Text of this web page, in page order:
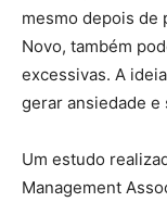
mesmo depois de
Novo, também
excessivas. A
gerar ansiedade e
Um estudo
Management